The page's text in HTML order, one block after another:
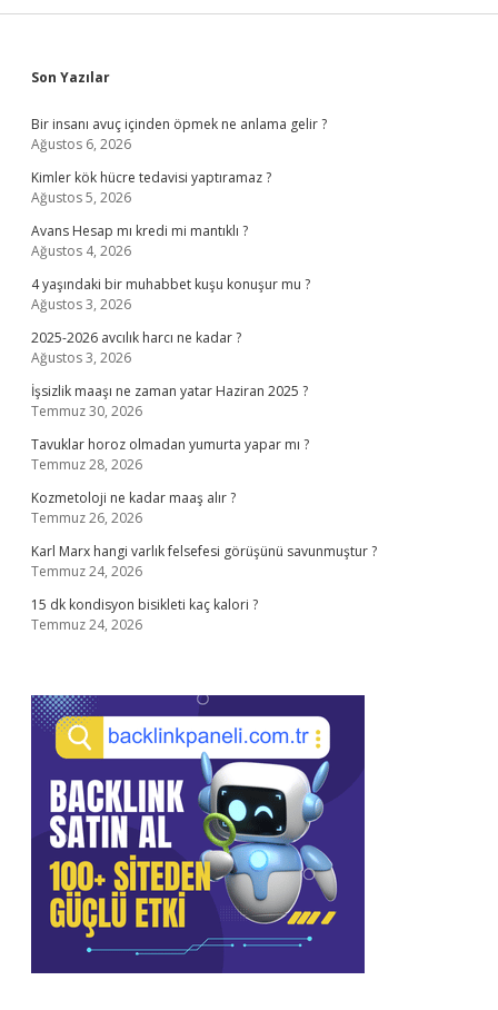
Sidebar
Son Yazılar
Bir insanı avuç içinden öpmek ne anlama gelir ?
Ağustos 6, 2026
Kimler kök hücre tedavisi yaptıramaz ?
Ağustos 5, 2026
Avans Hesap mı kredi mi mantıklı ?
Ağustos 4, 2026
4 yaşındaki bir muhabbet kuşu konuşur mu ?
Ağustos 3, 2026
2025-2026 avcılık harcı ne kadar ?
Ağustos 3, 2026
İşsizlik maaşı ne zaman yatar Haziran 2025 ?
Temmuz 30, 2026
Tavuklar horoz olmadan yumurta yapar mı ?
Temmuz 28, 2026
Kozmetoloji ne kadar maaş alır ?
Temmuz 26, 2026
Karl Marx hangi varlık felsefesi görüşünü savunmuştur ?
Temmuz 24, 2026
15 dk kondisyon bisikleti kaç kalori ?
Temmuz 24, 2026